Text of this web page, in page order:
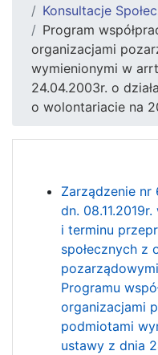
Konsultacje
Program
organizacjami
wymienionymi w
24.04.2003r. o
o wolontariacie na
Zarządzenie nr
dn.
i terminu
społecznych z
Programu
organizacjami
podmiotami
ustawy z dnia